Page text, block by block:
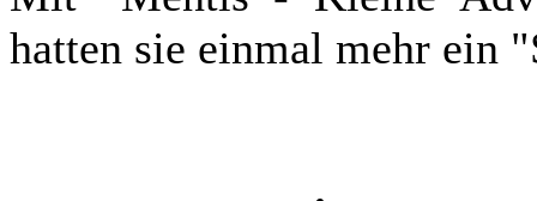
hatten sie einmal mehr ein